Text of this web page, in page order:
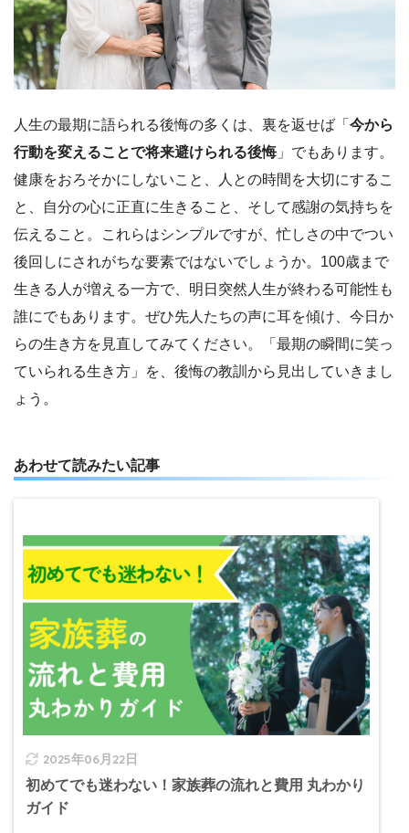
人生の最期に語られる後悔の多くは、裏を返せば「 今から
行動を変えることで将来避けられる後悔」でもあります。
健康をおろそかにしないこと、人との時間を大切にするこ
と、自分の心に正直に生きること、そして感謝の気持ちを
伝えること。これらはシンプルですが、忙しさの中でつい
後回しにされがちな要素ではないでしょうか。100歳まで
生きる人が増える一方で、明日突然人生が終わる可能性も
誰にでもあります。ぜひ先人たちの声に耳を傾け、今日か
らの生き方を見直してみてください。「最期の瞬間に笑っ
ていられる生き方」を、後悔の教訓から見出していきまし
ょう。
あわせて読みたい記事
2025年06月22日
初めてでも迷わない！家族葬の流れと費用 丸わかり
ガイド